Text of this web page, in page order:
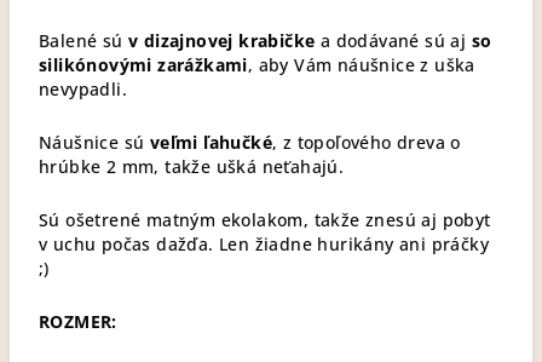
Balené sú v dizajnovej krabičke a dodávané sú aj so
silikónovými zarážkami, aby Vám náušnice z uška
nevypadli.
Náušnice sú veľmi ľahučké, z topoľového dreva o
hrúbke 2 mm, takže ušká neťahajú.
Sú ošetrené matným ekolakom, takže znesú aj pobyt
v uchu počas dažďa. Len žiadne hurikány ani práčky
;)
ROZMER: